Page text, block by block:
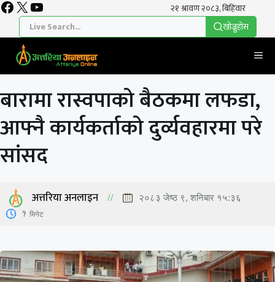
Skip
content
Facebook
X YouTube
खाेज्नुहाेस
बारामा रास्वपाको बैठकमा लफडा,
आफ्नै कार्यकर्ताको दुर्व्यवहारमा परे
सांसद
अत्तरिया अनलाइन २०८३ जेष्ठ ९, शनिबार १५:३६
1 मिनेट